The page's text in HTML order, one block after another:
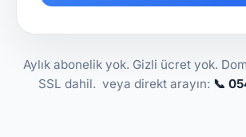
Aylık abonelik yok. Gizli ücret yok.
SSL dahil. veya direkt arayın: 📞